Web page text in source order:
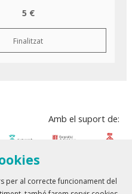
5 €
Finalitzat
Amb el suport de:
per al correcte funcionament del